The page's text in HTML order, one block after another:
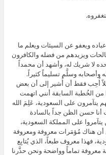
ويعفو عن السيئات ويعلم ما
ويزيدهم من فضله والكافرون
لا شريك له، وأشهد أن محمداً
وأصحابه وسلَّم تسليماً كثيراً.
أُحِب فقط أن أُشير إلى أن بعض
من الخُطبة السابقة أنني اتهمت
يتآمرون على السعودية، عَلِمَ الله
أنا حسن الظن جداً بالسادة
على المملكة السعودية،
أن هناك مُؤمَرات معروفة ومعروفة
فهذا معروف طبعاً، الذي يُتابِع
معروفة تماماً وواضحة ونحن حذَّرنا